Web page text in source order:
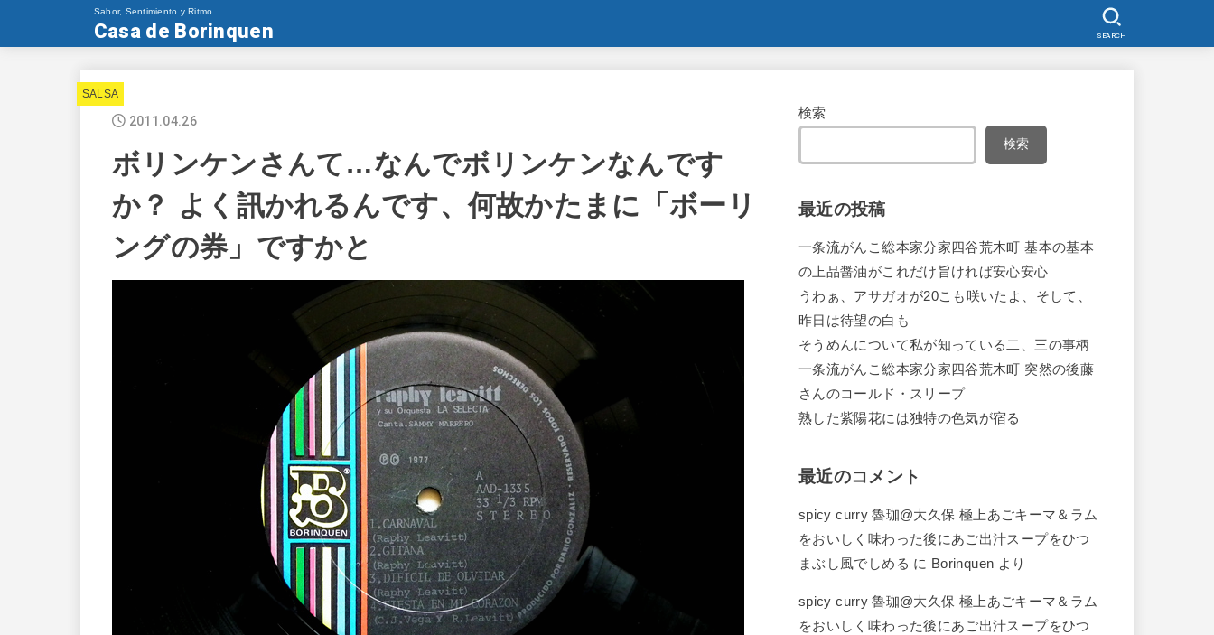
Sabor, Sentimiento y Ritmo
Casa de Borinquen SEARCH
SALSA
2011.04.26
ボリンケンさんて…なんでボリンケンなんです
か？ よく訊かれるんです、何故かたまに「ボーリ
ングの券」ですかと
検索
検索
最近の投稿
一条流がんこ総本家分家四谷荒木町 基本の基本
の上品醤油がこれだけ旨ければ安心安心
うわぁ、アサガオが20こも咲いたよ、そして、
昨日は待望の白も
そうめんについて私が知っている二、三の事柄
一条流がんこ総本家分家四谷荒木町 突然の後藤
さんのコールド・スリープ
熟した紫陽花には独特の色気が宿る
最近のコメント
spicy curry 魯珈@大久保 極上あごキーマ＆ラム
をおいしく味わった後にあご出汁スープをひつ
まぶし風でしめる に Borinquen より
spicy curry 魯珈@大久保 極上あごキーマ＆ラム
をおいしく味わった後にあご出汁スープをひつ